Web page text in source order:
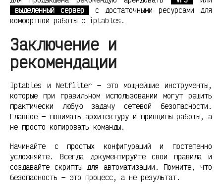
выделенный сервер
с достаточными ресурсами для
комфортной работы с iptables.
Заключение и
рекомендации
Iptables и Netfilter — это мощнейшие инструменты,
которые при правильном использовании могут решить
практически любую задачу сетевой безопасности.
Главное — понимать архитектуру и принципы работы, а
не просто копировать команды.
Начинайте с простых конфигураций и постепенно
усложняйте. Всегда документируйте свои правила и
создавайте скрипты для автоматизации. Помните, что
безопасность — это процесс, а не результат.